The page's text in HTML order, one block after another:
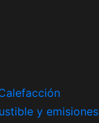
y emisiones